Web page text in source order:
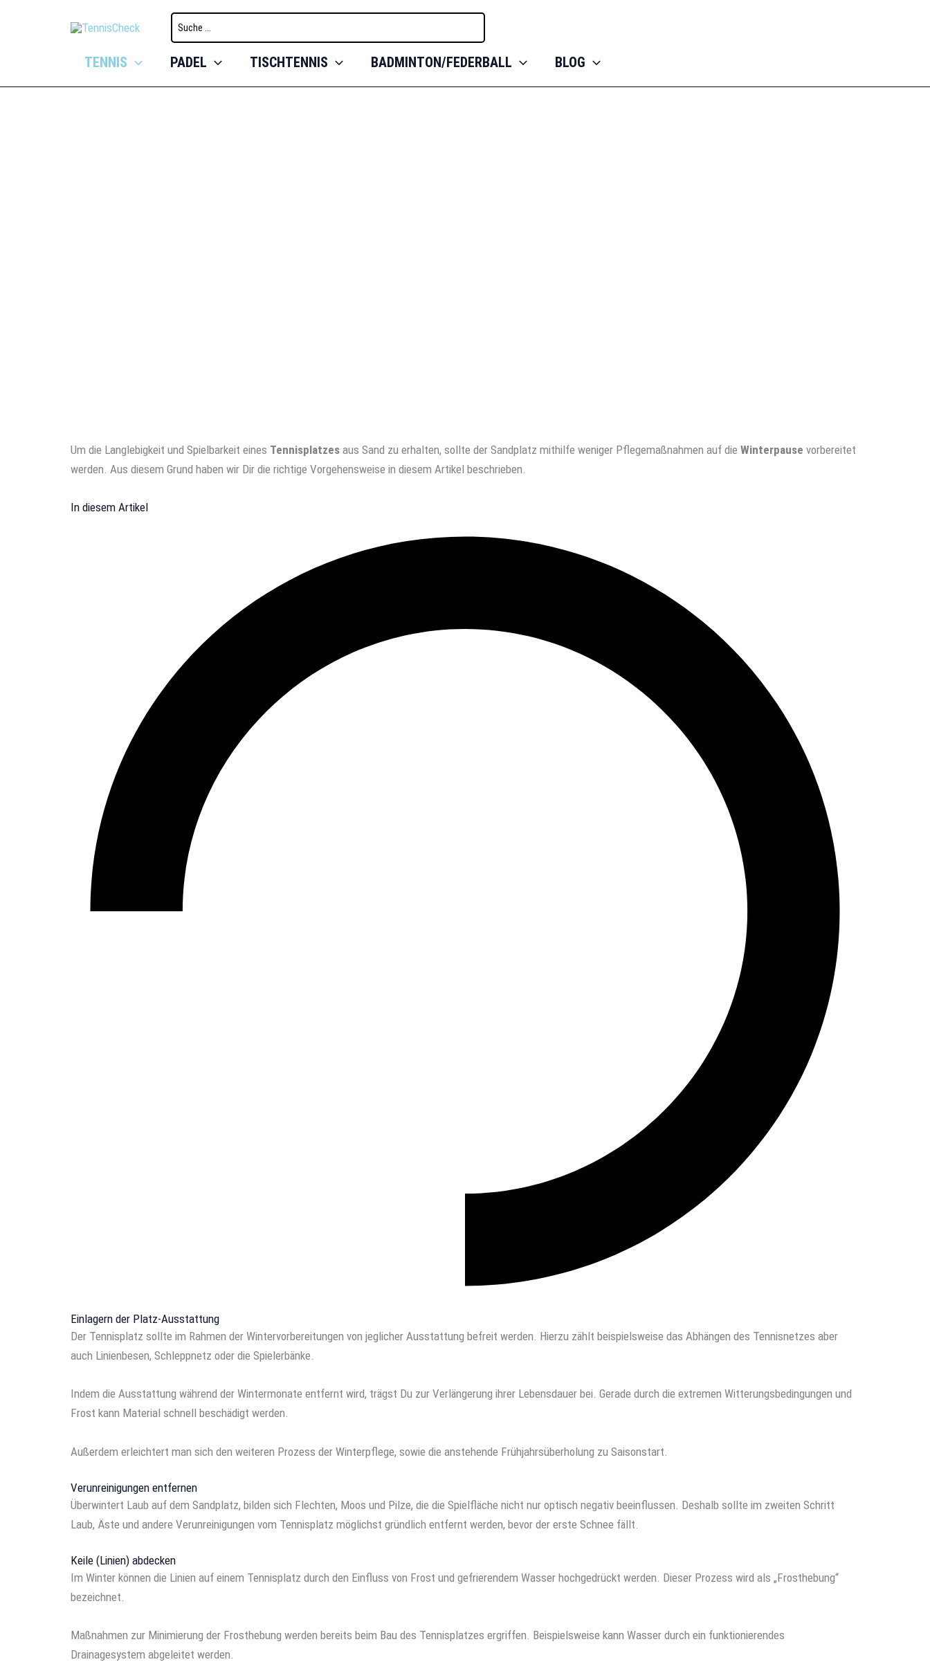
for:
TENNIS PADEL TISCHTENNIS BADMINTON/FEDERBALL BLOG
Um die Langlebigkeit und Spielbarkeit eines Tennisplatzes aus Sand zu erhalten, sollte der Sandplatz mithilfe weniger Pflegemaßnahmen auf die Winterpause vorbereitet
werden. Aus diesem Grund haben wir Dir die richtige Vorgehensweise in diesem Artikel beschrieben.
In diesem Artikel
Einlagern der Platz-Ausstattung
Der Tennisplatz sollte im Rahmen der Wintervorbereitungen von jeglicher Ausstattung befreit werden. Hierzu zählt beispielsweise das Abhängen des Tennisnetzes aber
auch Linienbesen, Schleppnetz oder die Spielerbänke.
Indem die Ausstattung während der Wintermonate entfernt wird, trägst Du zur Verlängerung ihrer Lebensdauer bei. Gerade durch die extremen Witterungsbedingungen und
Frost kann Material schnell beschädigt werden.
Außerdem erleichtert man sich den weiteren Prozess der Winterpflege, sowie die anstehende Frühjahrsüberholung zu Saisonstart.
Verunreinigungen entfernen
Überwintert Laub auf dem Sandplatz, bilden sich Flechten, Moos und Pilze, die die Spielfläche nicht nur optisch negativ beeinflussen. Deshalb sollte im zweiten Schritt
Laub, Äste und andere Verunreinigungen vom Tennisplatz möglichst gründlich entfernt werden, bevor der erste Schnee fällt.
Keile (Linien) abdecken
Im Winter können die Linien auf einem Tennisplatz durch den Einfluss von Frost und gefrierendem Wasser hochgedrückt werden. Dieser Prozess wird als „Frosthebung“
bezeichnet.
Maßnahmen zur Minimierung der Frosthebung werden bereits beim Bau des Tennisplatzes ergriffen. Beispielsweise kann Wasser durch ein funktionierendes
Drainagesystem abgeleitet werden.